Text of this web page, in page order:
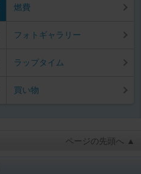
燃費
フォトギャラリー
ラップタイム
買い物
ページの先頭へ ▲